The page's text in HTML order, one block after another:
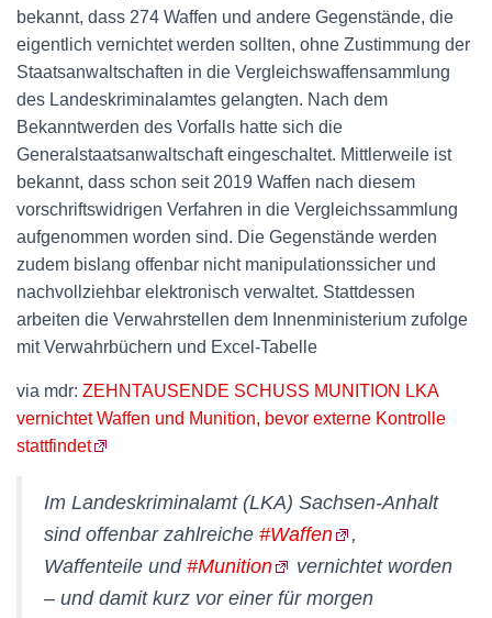
bekannt, dass 274 Waffen und andere Gegenstände, die
eigentlich vernichtet werden sollten, ohne Zustimmung der
Staatsanwaltschaften in die Vergleichswaffensammlung
des Landeskriminalamtes gelangten. Nach dem
Bekanntwerden des Vorfalls hatte sich die
Generalstaatsanwaltschaft eingeschaltet. Mittlerweile ist
bekannt, dass schon seit 2019 Waffen nach diesem
vorschriftswidrigen Verfahren in die Vergleichssammlung
aufgenommen worden sind. Die Gegenstände werden
zudem bislang offenbar nicht manipulationssicher und
nachvollziehbar elektronisch verwaltet. Stattdessen
arbeiten die Verwahrstellen dem Innenministerium zufolge
mit Verwahrbüchern und Excel-Tabelle
via mdr: ZEHNTAUSENDE SCHUSS MUNITION LKA
vernichtet Waffen und Munition, bevor externe Kontrolle
stattfindet
Im Landeskriminalamt (LKA) Sachsen-Anhalt
sind offenbar zahlreiche #Waffen
,
Waffenteile und #Munition
vernichtet worden
– und damit kurz vor einer für morgen